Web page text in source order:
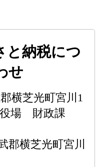
納税につ
せ
横芝光町宮川1
場 財政課
郡横芝光町宮川